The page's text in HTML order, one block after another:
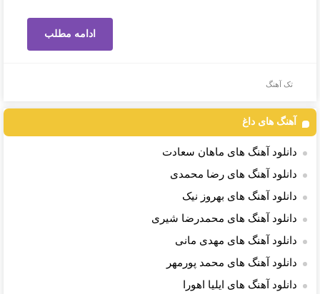
ادامه مطلب
تک آهنگ
آهنگ های داغ
دانلود آهنگ های ماهان سعادت
دانلود آهنگ های رضا محمدی
دانلود آهنگ های بهروز نیک
دانلود آهنگ های محمدرضا شیری
دانلود آهنگ های مهدی مانی
دانلود آهنگ های محمد پورمهر
دانلود آهنگ های ایلیا اهورا